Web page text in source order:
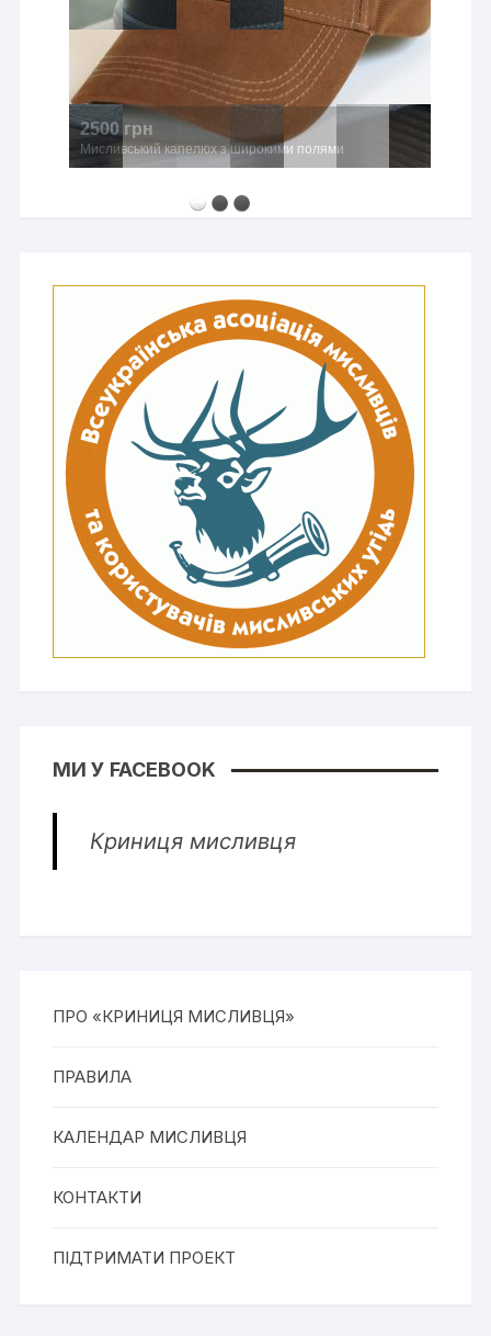
2500 грн
Мисливський капелюх з широкими полями
МИ У FACEBOOK
Криниця мисливця
ПРО «КРИНИЦЯ МИСЛИВЦЯ»
ПРАВИЛА
КАЛЕНДАР МИСЛИВЦЯ
КОНТАКТИ
ПІДТРИМАТИ ПРОЕКТ